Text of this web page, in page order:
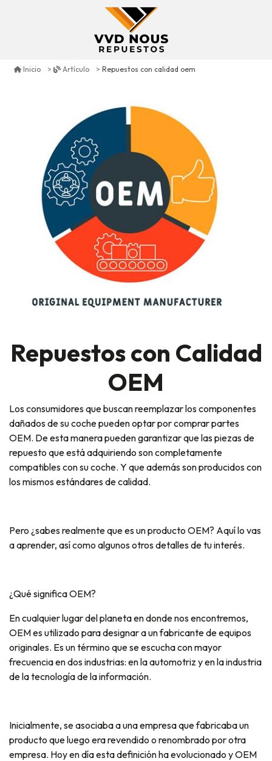
Inicio Artículo Repuestos con calidad oem
Repuestos con Calidad
OEM
Los consumidores que buscan reemplazar los componentes
dañados de su coche pueden optar por comprar partes
OEM. De esta manera pueden garantizar que las piezas de
repuesto que está adquiriendo son completamente
compatibles con su coche. Y que además son producidos con
los mismos estándares de calidad.
Pero ¿sabes realmente que es un producto OEM? Aquí lo vas
a aprender, así como algunos otros detalles de tu interés.
¿Qué significa OEM?
En cualquier lugar del planeta en donde nos encontremos,
OEM es utilizado para designar a un fabricante de equipos
originales. Es un término que se escucha con mayor
frecuencia en dos industrias: en la automotriz y en la industria
de la tecnología de la información.
Inicialmente, se asociaba a una empresa que fabricaba un
producto que luego era revendido o renombrado por otra
empresa. Hoy en día esta definición ha evolucionado y OEM